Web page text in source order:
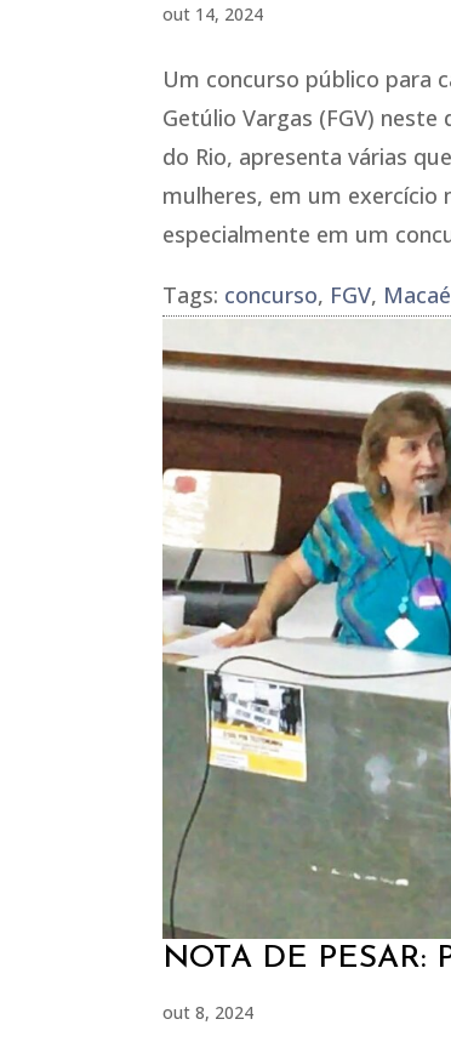
out 14, 2024
Um concurso público para
Getúlio Vargas (FGV)
do Rio, apresenta várias
mulheres, em um exercício
especialmente em um
Tags: concurso, FGV, Macaé
NOTA DE PESAR:
out 8, 2024